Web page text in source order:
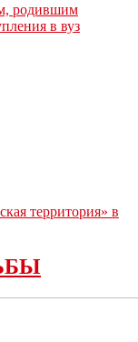
родившим
в вуз
территория» в